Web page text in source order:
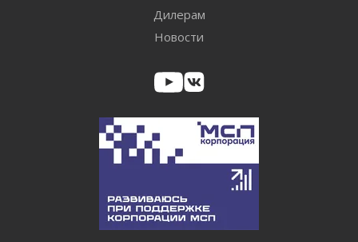
Дилерам
Новости